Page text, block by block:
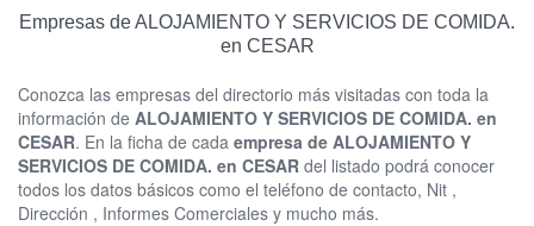
Empresas de ALOJAMIENTO Y SERVICIOS DE COMIDA.
en CESAR
Conozca las empresas del directorio más visitadas con toda la
información de ALOJAMIENTO Y SERVICIOS DE COMIDA. en
CESAR. En la ficha de cada empresa de ALOJAMIENTO Y
SERVICIOS DE COMIDA. en CESAR del listado podrá conocer
todos los datos básicos como el teléfono de contacto, Nit ,
Dirección , Informes Comerciales y mucho más.